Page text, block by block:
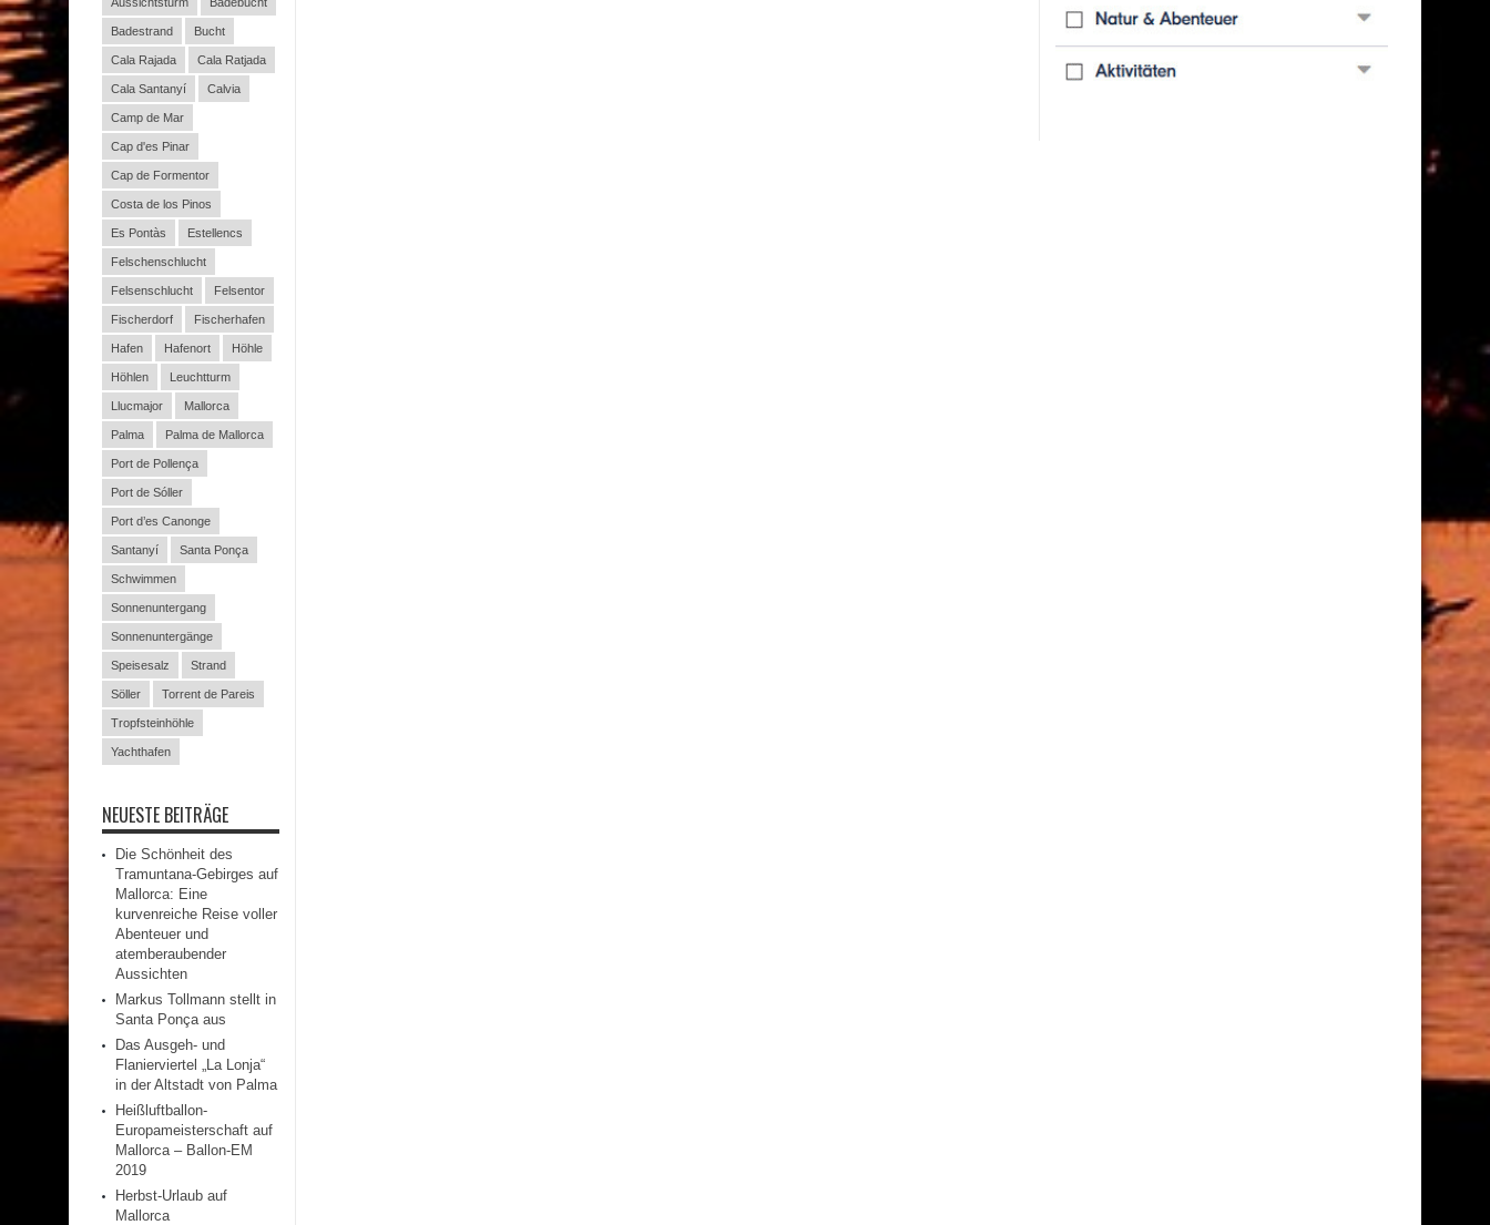
Badestrand Bucht
Cala Rajada Cala Ratjada
Cala Santanyí Calvia
Camp de Mar
Cap d'es Pinar
Cap de Formentor
Costa de los Pinos
Es Pontàs Estellencs
Felschenschlucht
Felsenschlucht Felsentor
Fischerdorf Fischerhafen
Hafen Hafenort Höhle
Höhlen Leuchtturm
Llucmajor Mallorca
Palma Palma de Mallorca
Port de Pollença
Port de Sóller
Port d’es Canonge
Santanyí Santa Ponça
Schwimmen
Sonnenuntergang
Sonnenuntergänge
Speisesalz Strand
Söller Torrent de Pareis
Tropfsteinhöhle
Yachthafen
NEUESTE BEITRÄGE
Die Schönheit des
Tramuntana-Gebirges auf
Mallorca: Eine
kurvenreiche Reise voller
Abenteuer und
atemberaubender
Aussichten
Markus Tollmann stellt in
Santa Ponça aus
Das Ausgeh- und
Flanierviertel „La Lonja“
in der Altstadt von Palma
Heißluftballon-
Europameisterschaft auf
Mallorca – Ballon-EM
2019
Herbst-Urlaub auf
Mallorca